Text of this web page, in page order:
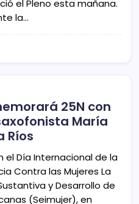
el Pleno esta mañana.
la…
25N con
María
Ríos
el Día Internacional de la
Contra las Mujeres La
y Desarrollo de
(Seimujer), en